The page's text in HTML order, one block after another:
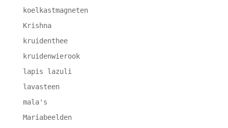
koelkastmagneten
Krishna
kruidenthee
kruidenwierook
lapis lazuli
lavasteen
mala's
Mariabeelden